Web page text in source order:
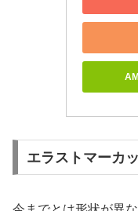
エラストマーカ